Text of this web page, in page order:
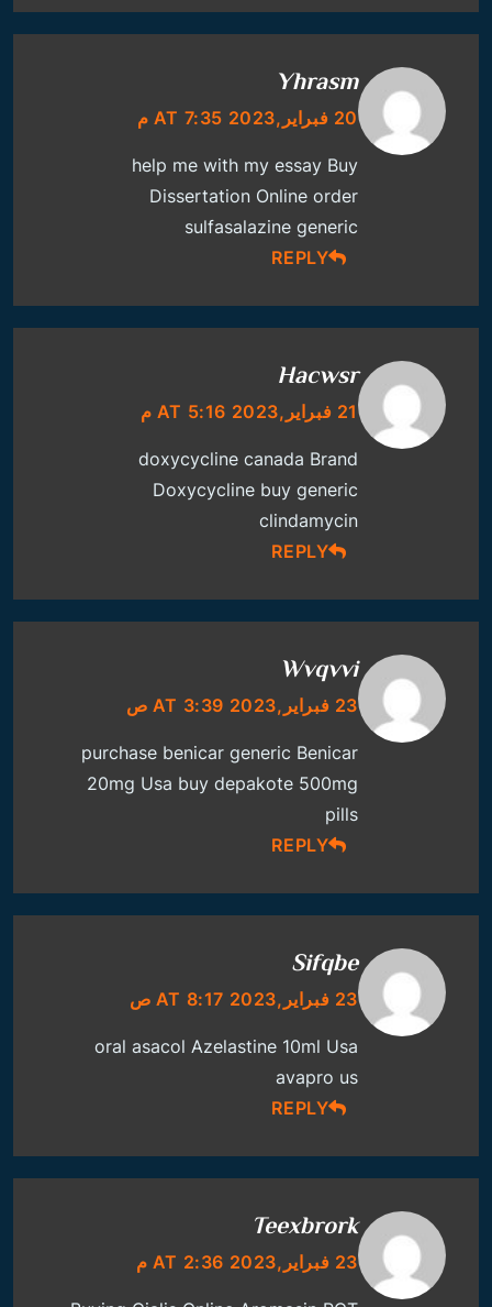
Yhrasm
20 فبراير,2023 AT 7:35 م
help me with my essay Buy
Dissertation Online order
sulfasalazine generic
REPLY
Hacwsr
21 فبراير,2023 AT 5:16 م
doxycycline canada Brand
Doxycycline buy generic
clindamycin
REPLY
Wvqvvi
23 فبراير,2023 AT 3:39 ص
purchase benicar generic Benicar
20mg Usa buy depakote 500mg
pills
REPLY
Sifqbe
23 فبراير,2023 AT 8:17 ص
oral asacol Azelastine 10ml Usa
avapro us
REPLY
Teexbrork
23 فبراير,2023 AT 2:36 م